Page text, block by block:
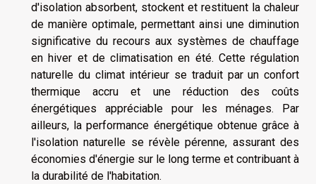
d'isolation absorbent, stockent et restituent la chaleur
de manière optimale, permettant ainsi une diminution
significative du recours aux systèmes de chauffage
en hiver et de climatisation en été. Cette régulation
naturelle du climat intérieur se traduit par un confort
thermique accru et une réduction des coûts
énergétiques appréciable pour les ménages. Par
ailleurs, la performance énergétique obtenue grâce à
l'isolation naturelle se révèle pérenne, assurant des
économies d'énergie sur le long terme et contribuant à
la durabilité de l'habitation.